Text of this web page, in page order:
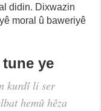
didin. Dixwazin
moral û baweriyê
ye
kurdî li ser
hemû hêza